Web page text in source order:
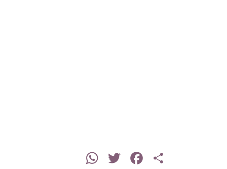
Share
Facebook
Twitter
WhatsApp